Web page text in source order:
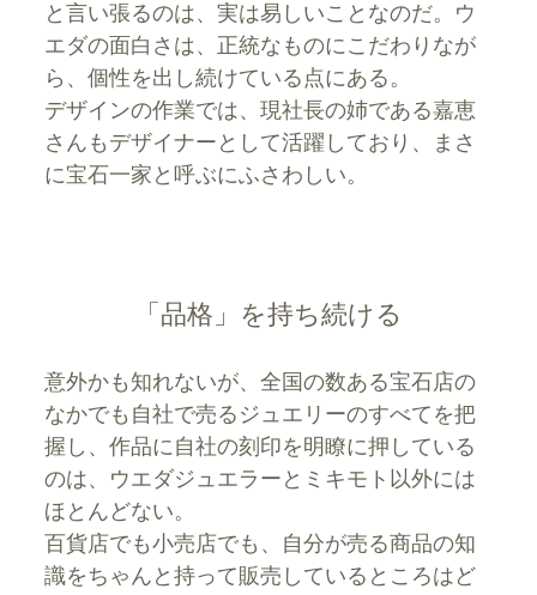
と言い張るのは、実は易しいことなのだ。ウ
エダの面白さは、正統なものにこだわりなが
ら、個性を出し続けている点にある。
デザインの作業では、現社長の姉である嘉恵
さんもデザイナーとして活躍しており、まさ
に宝石一家と呼ぶにふさわしい。
「品格」を持ち続ける
意外かも知れないが、全国の数ある宝石店の
なかでも自社で売るジュエリーのすべてを把
握し、作品に自社の刻印を明瞭に押している
のは、ウエダジュエラーとミキモト以外には
ほとんどない。
百貨店でも小売店でも、自分が売る商品の知
識をちゃんと持って販売しているところはど